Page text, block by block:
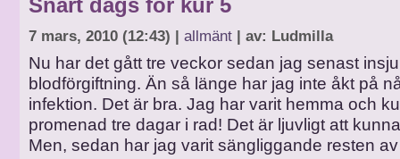
Snart dags för kur 5
7 mars, 2010 (12:43) | allmänt | av: Ludmilla
Nu har det gått tre veckor sedan jag senast
blodförgiftning. Än så länge har jag inte åkt på
infektion. Det är bra. Jag har varit hemma och
promenad tre dagar i rad! Det är ljuvligt att
Men, sedan har jag varit sängliggande resten